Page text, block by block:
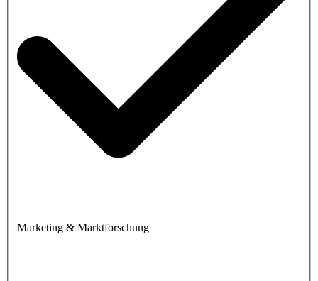
Marketing & Marktforschung